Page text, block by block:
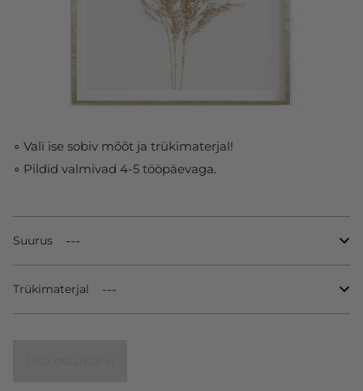
∘ Vali ise sobiv mõõt ja trükimaterjal!
∘ Pildid valmivad 4-5 tööpäevaga.
Suurus
Trükimaterjal